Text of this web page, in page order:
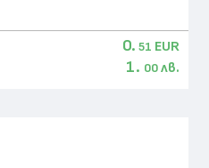
0. 51 EUR
1. 00 лв.